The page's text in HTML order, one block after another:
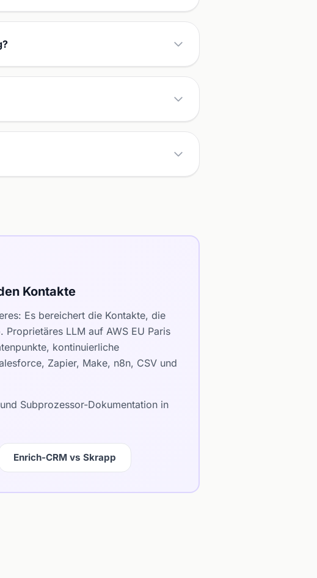
Kontakte
Es bereichert die Kontakte, die
LLM auf AWS EU Paris
kontinuierliche
Zapier, Make, n8n, CSV und
Subprozessor-Dokumentation in
Enrich-CRM vs Skrapp